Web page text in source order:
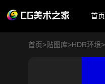
首页
首页>贴图库>HDR环境>